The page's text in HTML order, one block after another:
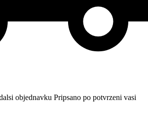
objednavku Pripsano po potvrzeni vasi